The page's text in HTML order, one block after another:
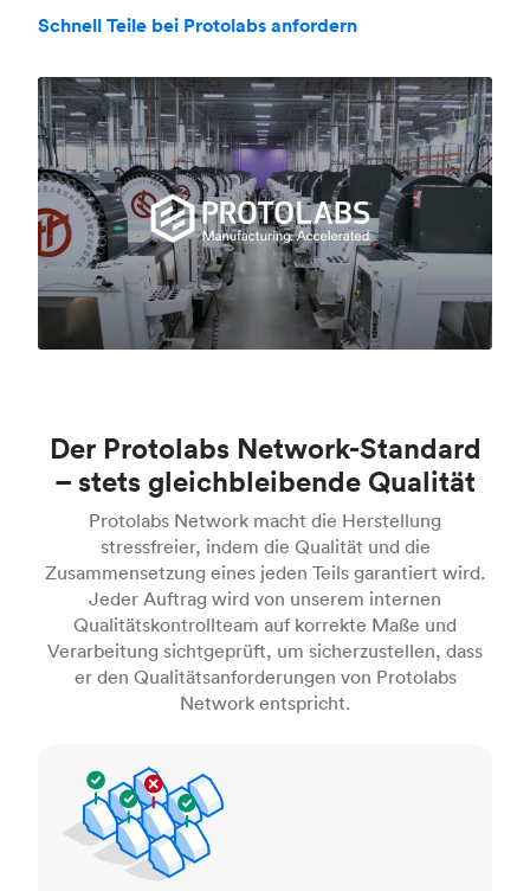
Schnell Teile bei Protolabs anfordern
Der Protolabs Network-Standard
– stets gleichbleibende Qualität
Protolabs Network macht die Herstellung
stressfreier, indem die Qualität und die
Zusammensetzung eines jeden Teils garantiert wird.
Jeder Auftrag wird von unserem internen
Qualitätskontrollteam auf korrekte Maße und
Verarbeitung sichtgeprüft, um sicherzustellen, dass
er den Qualitätsanforderungen von Protolabs
Network entspricht.